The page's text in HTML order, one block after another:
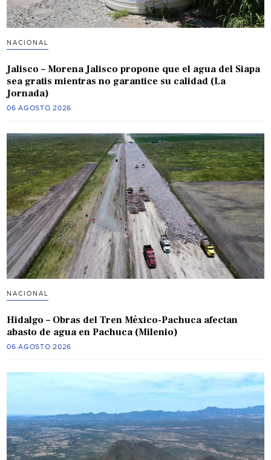
NACIONAL
Jalisco – Morena Jalisco propone que el agua del Siapa
sea gratis mientras no garantice su calidad (La
Jornada)
06 AGOSTO 2026
NACIONAL
Hidalgo – Obras del Tren México-Pachuca afectan
abasto de agua en Pachuca (Milenio)
06 AGOSTO 2026